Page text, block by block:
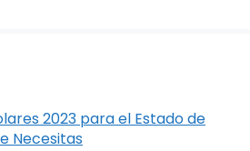
2023 para el Estado de
Necesitas